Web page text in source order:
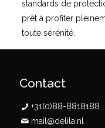
standards de
prêt à profiter
toute sérénité.
Contact
+31(0)88-8818188
mail@delila.nl